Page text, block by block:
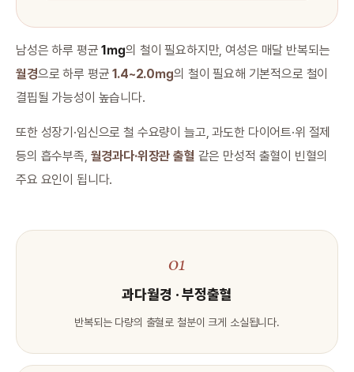
남성은 하루 평균1㎎의 철이 필요하지만, 여성은 매달 반복되는
월경으로 하루 평균1.4~2.0㎎의 철이 필요해 기본적으로 철이
결핍될 가능성이 높습니다.
또한 성장기·임신으로 철 수요량이 늘고, 과도한 다이어트·위 절제
등의 흡수부족, 월경과다·위장관 출혈 같은 만성적 출혈이 빈혈의
주요 요인이 됩니다.
01
과다월경 · 부정출혈
반복되는 다량의 출혈로 철분이 크게 소실됩니다.